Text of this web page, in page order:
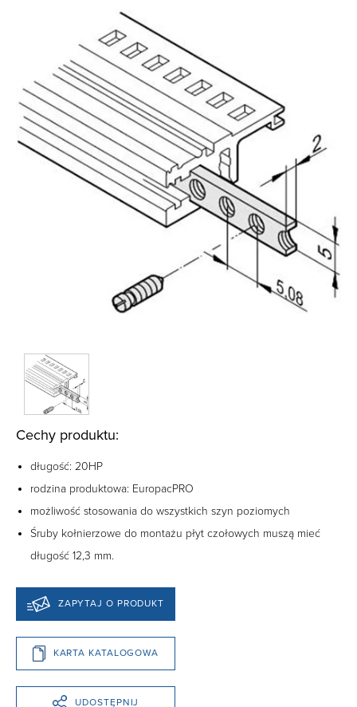
Cechy produktu:
długość: 20HP
rodzina produktowa: EuropacPRO
możliwość stosowania do wszystkich szyn poziomych
Śruby kołnierzowe do montażu płyt czołowych muszą mieć
długość 12,3 mm.
ZAPYTAJ O PRODUKT
KARTA KATALOGOWA
UDOSTĘPNIJ